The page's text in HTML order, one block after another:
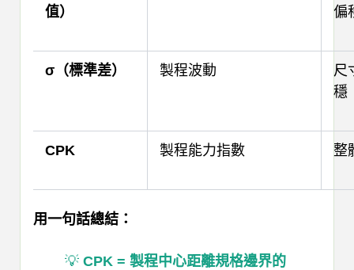
值）
偏
σ（標準差） 製程波動
尺
穩
CPK 製程能力指數 整
用一句話總結：
💡 CPK = 製程中心距離規格邊界的